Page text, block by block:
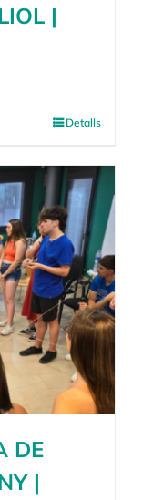
|
Detalls
DE
|